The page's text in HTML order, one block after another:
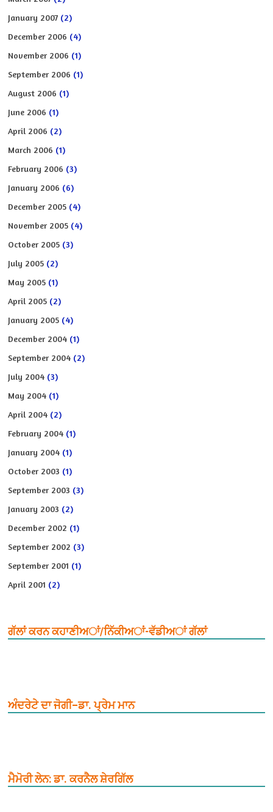
January 2007 (2)
December 2006 (4)
November 2006 (1)
September 2006 (1)
August 2006 (1)
June 2006 (1)
April 2006 (2)
March 2006 (1)
February 2006 (3)
January 2006 (6)
December 2005 (4)
November 2005 (4)
October 2005 (3)
July 2005 (2)
May 2005 (1)
April 2005 (2)
January 2005 (4)
December 2004 (1)
September 2004 (2)
July 2004 (3)
May 2004 (1)
April 2004 (2)
February 2004 (1)
January 2004 (1)
October 2003 (1)
September 2003 (3)
January 2003 (2)
December 2002 (1)
September 2002 (3)
September 2001 (1)
April 2001 (2)
ਗੱਲਾਂ ਕਰਨ ਕਹਾਣੀਅਾਂ/ਨਿੱਕੀਅਾਂ-ਵੱਡੀਅਾਂ ਗੱਲਾਂ
ਅੰਦਰੇਟੇ ਦਾ ਜੋਗੀ–ਡਾ. ਪ੍ਰੇਮ ਮਾਨ
ਮੈਮੋਰੀ ਲੇਨ: ਡਾ. ਕਰਨੈਲ ਸ਼ੇਰਗਿੱਲ